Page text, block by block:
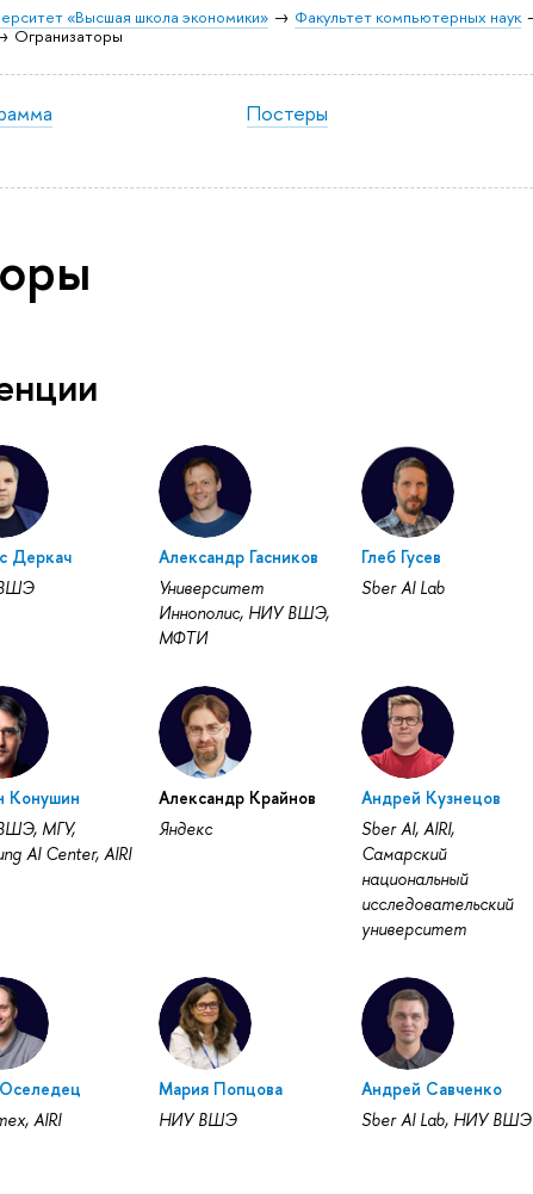
«Высшая школа экономики» Факультет компьютерных наук
Огранизаторы
Постеры
Деркач
Александр Гасников
Университет
Иннополис, НИУ ВШЭ,
МФТИ
Глеб Гусев
Sber AI Lab
Конушин
МГУ,
AI Center, AIRI
Александр Крайнов
Яндекс
Андрей Кузнецов
Sber AI, AIRI,
Самарский
национальный
исследовательский
университет
AIRI
Мария Попцова
НИУ ВШЭ
Андрей Савченко
Sber AI Lab, НИУ ВШЭ